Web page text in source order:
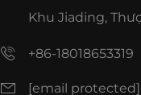
Khu Jiading,
+86-18018653319
[email protected]